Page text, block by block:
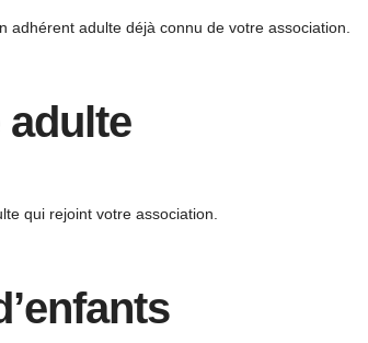
adhérent adulte déjà connu de votre association.
adulte
qui rejoint votre association.